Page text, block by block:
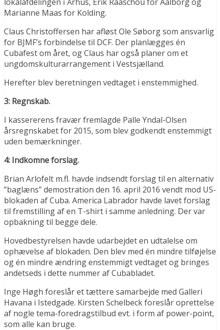
Marianne Maas for Kolding.
Claus Christoffersen har afløst Ole Søborg som ansvarlig
for BJMF’s forbindelse til DCF. Der planlægges én
Cubafest om året, og Claus har også planer om et
ungdomskulturarrangement i Vestsjælland.
Herefter blev beretningen vedtaget i enstemmighed.
3: Regnskab.
I kassererens fravær fremlagde Palle Yndal-Olsen
årsregnskabet for 2015, som blev godkendt enstemmigt
uden bemærkninger.
4: Indkomne forslag.
Brian Arlofelt m.fl. havde indsendt forslag til en alternativ
”baglæns” demostration den 16. april 2016 vendt mod US-
blokaden af Cuba. America Labrador havde lavet forslag
til fremstilling af en T-shirt i samme anledning. Der var
opbakning til begge dele.
Hovedbestyrelsen havde udarbejdet en udtalelse om
ophævelse af blokaden. Den blev med én mindre tilføjelse
og én mindre ændring enstemmigt vedtaget og bringes
andetseds i dette nummer af Cubabladet.
Inge Høgh foreslår et tættere samarbejde med Galleri
Havana i Istedgade. Kirsten Schelbeck foreslår oprettelse
af nogle tema-foredragstilbud evt. i form af power-point,
som alle kan bruge.